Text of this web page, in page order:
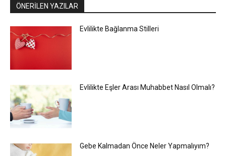
ÖNERİLEN YAZILAR
Evlilikte Bağlanma Stilleri
Evlilikte Eşler Arası Muhabbet Nasıl Olmalı?
Gebe Kalmadan Önce Neler Yapmalıyım?